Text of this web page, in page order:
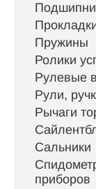
Пружины
Ролики
Рулевые
Рули,
Рычаги
Сальники
приборов